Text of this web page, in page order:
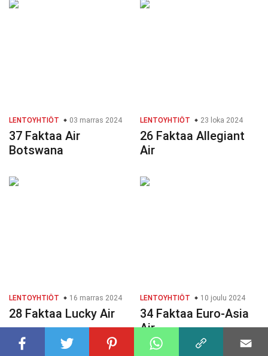
LENTOYHTIÖT 03 marras 2024
37 Faktaa Air
Botswana
LENTOYHTIÖT 23 loka 2024
26 Faktaa Allegiant
Air
LENTOYHTIÖT 16 marras 2024
28 Faktaa Lucky Air
LENTOYHTIÖT 10 joulu 2024
34 Faktaa Euro-Asia
Air